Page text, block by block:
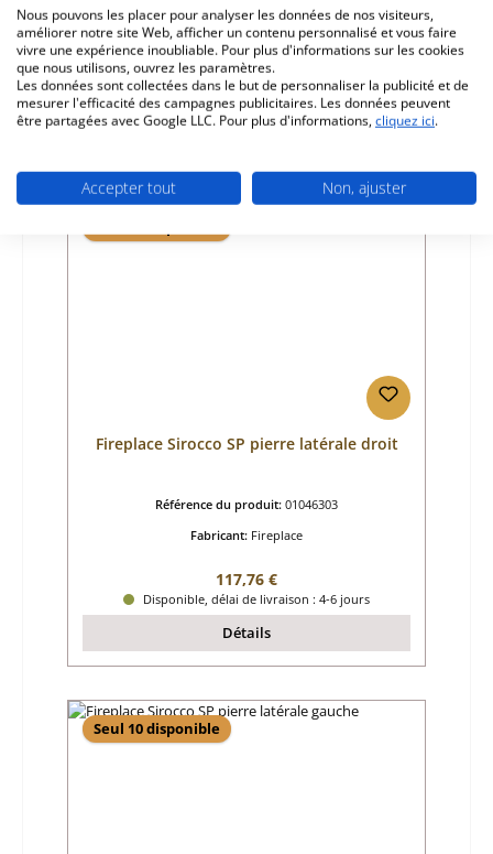
Fabricant:Fireplace
Prix régulier :
42,34 €
Délai de livraison environ 2-3 semaines
Détails
Fireplace Sirocco SP pierre latérale droit
Référence du produit: 01046303
Fabricant: Fireplace
Prix régulier :
117,76 €
Disponible, délai de livraison : 4-6 jours
Détails
Seul 10 disponible
Nous pouvons les placer pour analyser les données de nos visiteurs,
améliorer notre site Web, afficher un contenu personnalisé et vous faire
vivre une expérience inoubliable. Pour plus d'informations sur les cookies
que nous utilisons, ouvrez les paramètres.
Les données sont collectées dans le but de personnaliser la publicité et de
mesurer l'efficacité des campagnes publicitaires. Les données peuvent
être partagées avec Google LLC. Pour plus d'informations, cliquez ici.
Accepter tout Non, ajuster